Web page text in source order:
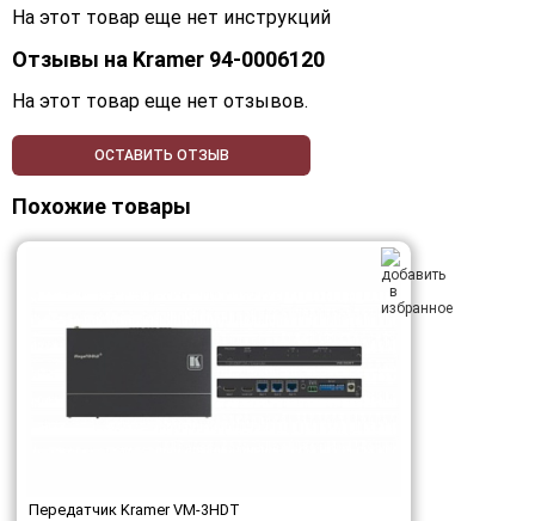
На этот товар еще нет инструкций
Отзывы на Kramer 94-0006120
На этот товар еще нет отзывов.
ОСТАВИТЬ ОТЗЫВ
Похожие товары
Передатчик Kramer VM-3HDT